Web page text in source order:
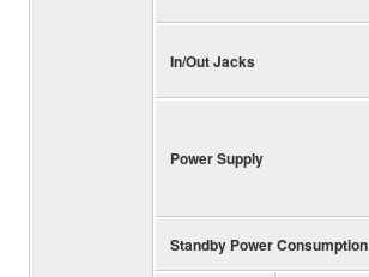
In/Out Jacks
Power Supply
Standby Power Consumption